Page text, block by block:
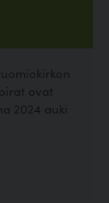
ovat
2024 auki